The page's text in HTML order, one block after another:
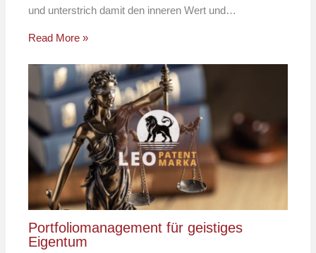
und unterstrich damit den inneren Wert und…
Read More »
Portfoliomanagement für geistiges
Eigentum